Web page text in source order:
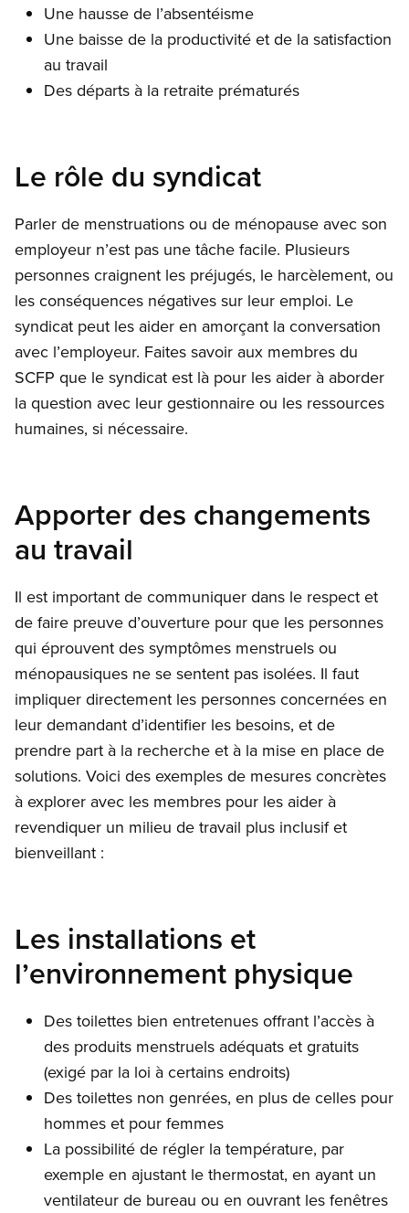
Une hausse de l’absentéisme
Une baisse de la productivité et de la satisfaction
au travail
Des départs à la retraite prématurés
Le rôle du syndicat
Parler de menstruations ou de ménopause avec son
employeur n’est pas une tâche facile. Plusieurs
personnes craignent les préjugés, le harcèlement, ou
les conséquences négatives sur leur emploi. Le
syndicat peut les aider en amorçant la conversation
avec l’employeur. Faites savoir aux membres du
SCFP que le syndicat est là pour les aider à aborder
la question avec leur gestionnaire ou les ressources
humaines, si nécessaire.
Apporter des changements
au travail
Il est important de communiquer dans le respect et
de faire preuve d’ouverture pour que les personnes
qui éprouvent des symptômes menstruels ou
ménopausiques ne se sentent pas isolées. Il faut
impliquer directement les personnes concernées en
leur demandant d’identifier les besoins, et de
prendre part à la recherche et à la mise en place de
solutions. Voici des exemples de mesures concrètes
à explorer avec les membres pour les aider à
revendiquer un milieu de travail plus inclusif et
bienveillant :
Les installations et
l’environnement physique
Des toilettes bien entretenues offrant l’accès à
des produits menstruels adéquats et gratuits
(exigé par la loi à certains endroits)
Des toilettes non genrées, en plus de celles pour
hommes et pour femmes
La possibilité de régler la température, par
exemple en ajustant le thermostat, en ayant un
ventilateur de bureau ou en ouvrant les fenêtres